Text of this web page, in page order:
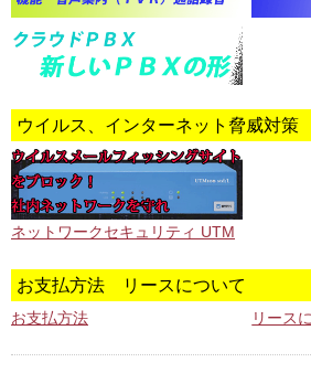
ウイルス、インターネット脅威対策
ネットワークセキュリティ UTM
お支払方法 リースについて
お支払方法 リース